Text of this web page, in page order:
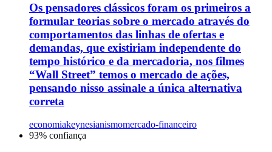
Os pensadores clássicos foram os primeiros a
formular teorias sobre o mercado através do
comportamentos das linhas de ofertas e
demandas, que existiriam independente do
tempo histórico e da mercadoria, nos filmes
“Wall Street” temos o mercado de ações,
pensando nisso assinale a única alternativa
correta
economiakeynesianismomercado-financeiro
93% confiança